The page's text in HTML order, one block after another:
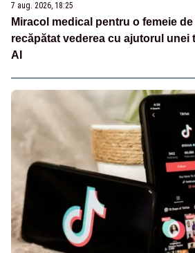
7 aug. 2026, 18:25
Miracol medical pentru o femeie de
recăpătat vederea cu ajutorul unei
AI